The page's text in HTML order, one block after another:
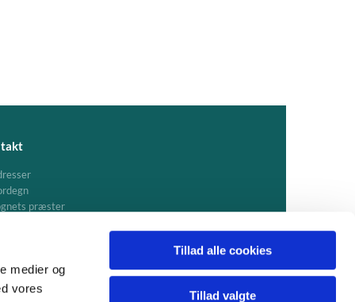
medier og
vores
Tillad alle cookies
Tillad valgte
præster